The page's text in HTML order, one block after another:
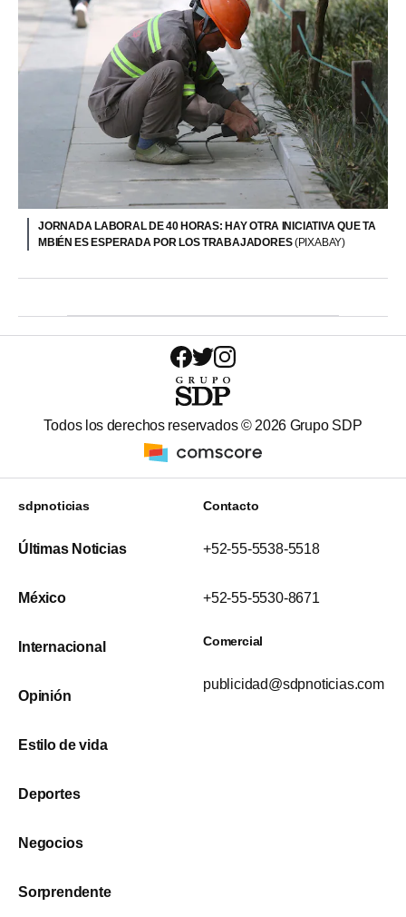
JORNADA LABORAL DE 40 HORAS: HAY OTRA INICIATIVA QUE TA
MBIÉN ES ESPERADA POR LOS TRABAJADORES(PIXABAY)
Todos los derechos reservados © 2026 Grupo SDP
sdpnoticias
Últimas Noticias
México
Internacional
Opinión
Estilo de vida
Deportes
Negocios
Sorprendente
Contacto
+52-55-5538-5518
+52-55-5530-8671
Comercial
publicidad@sdpnoticias.com